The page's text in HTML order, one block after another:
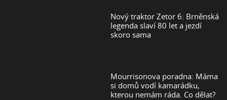
Nový traktor Zetor 6: Brněnská
legenda slaví 80 let a jezdí
skoro sama
Mourrisonova poradna: Máma
si domů vodí kamarádku,
kterou nemám ráda. Co dělat?